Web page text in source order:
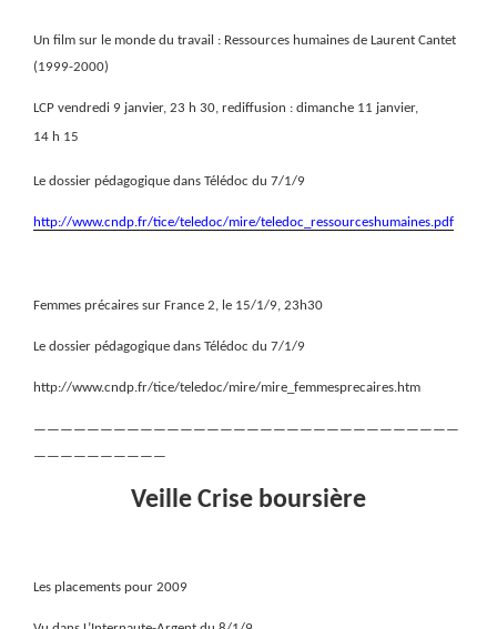
Un film sur le monde du travail : Ressources humaines de Laurent Cantet
(1999-2000)
LCP vendredi 9 janvier, 23 h 30, rediffusion : dimanche 11 janvier,
14 h 15
Le dossier pédagogique dans Télédoc du 7/1/9
http://www.cndp.fr/tice/teledoc/mire/teledoc_ressourceshumaines.pdf
Femmes précaires sur France 2, le 15/1/9, 23h30
Le dossier pédagogique dans Télédoc du 7/1/9
http://www.cndp.fr/tice/teledoc/mire/mire_femmesprecaires.htm
————————————————————————————————
——————————
Veille Crise boursière
Les placements pour 2009